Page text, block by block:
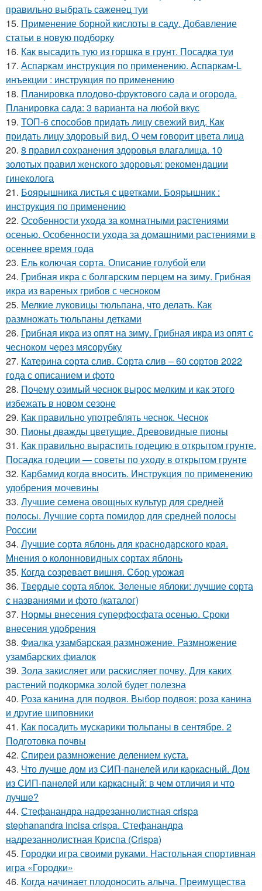
правильно выбрать саженец туи
15. Применение борной кислоты в саду. Добавление
статьи в новую подборку
16. Как высадить тую из горшка в грунт. Посадка туи
17. Аспаркам инструкция по применению. Аспаркам-L
инъекции : инструкция по применению
18. Планировка плодово-фруктового сада и огорода.
Планировка сада: 3 варианта на любой вкус
19. ТОП-6 способов придать лицу свежий вид. Как
придать лицу здоровый вид. О чем говорит цвета лица
20. 8 правил сохранения здоровья влагалища. 10
золотых правил женского здоровья: рекомендации
гинеколога
21. Боярышника листья с цветками. Боярышник :
инструкция по применению
22. Особенности ухода за комнатными растениями
осенью. Особенности ухода за домашними растениями в
осеннее время года
23. Ель колючая сорта. Описание голубой ели
24. Грибная икра с болгарским перцем на зиму. Грибная
икра из вареных грибов с чесноком
25. Мелкие луковицы тюльпана, что делать. Как
размножать тюльпаны детками
26. Грибная икра из опят на зиму. Грибная икра из опят с
чесноком через мясорубку
27. Катерина сорта слив. Сорта слив – 60 сортов 2022
года с описанием и фото
28. Почему озимый чеснок вырос мелким и как этого
избежать в новом сезоне
29. Как правильно употреблять чеснок. Чеснок
30. Пионы дважды цветущие. Древовидные пионы
31. Как правильно вырастить годецию в открытом грунте.
Посадка годеции — советы по уходу в открытом грунте
32. Карбамид когда вносить. Инструкция по применению
удобрения мочевины
33. Лучшие семена овощных культур для средней
полосы. Лучшие сорта помидор для средней полосы
России
34. Лучшие сорта яблонь для краснодарского края.
Мнения о колонновидных сортах яблонь
35. Когда созревает вишня. Сбор урожая
36. Твердые сорта яблок. Зеленые яблоки: лучшие сорта
с названиями и фото (каталог)
37. Нормы внесения суперфосфата осенью. Сроки
внесения удобрения
38. Фиалка узамбарская размножение. Размножение
узамбарских фиалок
39. Зола закисляет или раскисляет почву. Для каких
растений подкормка золой будет полезна
40. Роза канина для подвоя. Выбор подвоя: роза канина
и другие шиповники
41. Как посадить мускарики тюльпаны в сентябре. 2
Подготовка почвы
42. Спиреи размножение делением куста.
43. Что лучше дом из СИП-панелей или каркасный. Дом
из СИП-панелей или каркасный: в чем отличия и что
лучше?
44. Стефанандра надрезаннолистная crispa
stephanandra incisa crispa. Стефанандра
надрезаннолистная Криспа (Crispa)
45. Городки игра своими руками. Настольная спортивная
игра «Городки»
46. Когда начинает плодоносить алыча. Преимущества